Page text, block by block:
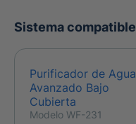
Sistema compatible
Purificador de Agua
Avanzado Bajo
Cubierta
Modelo WF-231